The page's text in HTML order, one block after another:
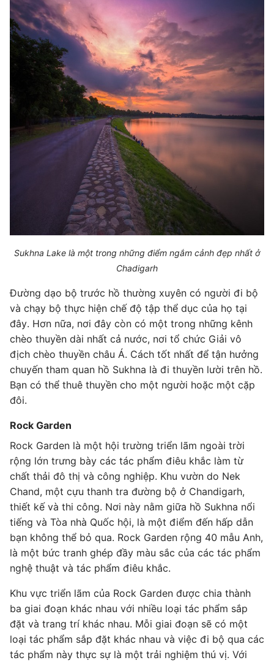
Sukhna Lake là một trong những điểm ngắm cảnh đẹp nhất ở
Chadigarh
Đường dạo bộ trước hồ thường xuyên có người đi bộ
và chạy bộ thực hiện chế độ tập thể dục của họ tại
đây. Hơn nữa, nơi đây còn có một trong những kênh
chèo thuyền dài nhất cả nước, nơi tổ chức Giải vô
địch chèo thuyền châu Á. Cách tốt nhất để tận hưởng
chuyến tham quan hồ Sukhna là đi thuyền lười trên hồ.
Bạn có thể thuê thuyền cho một người hoặc một cặp
đôi.
Rock Garden
Rock Garden là một hội trường triển lãm ngoài trời
rộng lớn trưng bày các tác phẩm điêu khắc làm từ
chất thải đô thị và công nghiệp. Khu vườn do Nek
Chand, một cựu thanh tra đường bộ ở Chandigarh,
thiết kế và thi công. Nơi này nằm giữa hồ Sukhna nổi
tiếng và Tòa nhà Quốc hội, là một điểm đến hấp dẫn
bạn không thể bỏ qua. Rock Garden rộng 40 mẫu Anh,
là một bức tranh ghép đầy màu sắc của các tác phẩm
nghệ thuật và tác phẩm điêu khắc.
Khu vực triển lãm của Rock Garden được chia thành
ba giai đoạn khác nhau với nhiều loại tác phẩm sắp
đặt và trang trí khác nhau. Mỗi giai đoạn sẽ có một
loại tác phẩm sắp đặt khác nhau và việc đi bộ qua các
tác phẩm này thực sự là một trải nghiệm thú vị. Với